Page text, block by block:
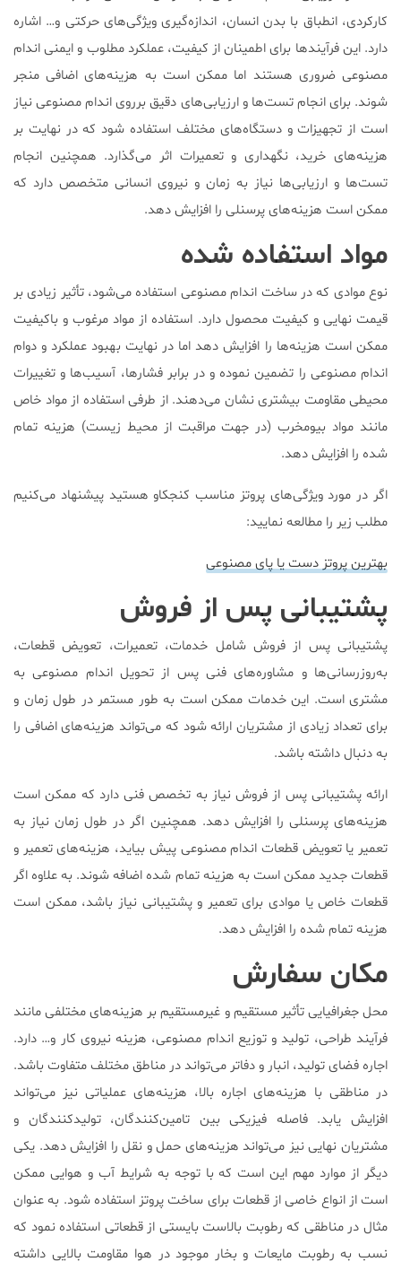
کارکردی، انطباق با بدن انسان، اندازه‌گیری ویژگی‌های حرکتی و… اشاره
دارد. این فرآیندها برای اطمینان از کیفیت، عملکرد مطلوب و ایمنی اندام
مصنوعی ضروری هستند اما ممکن است به هزینه‌های اضافی منجر
شوند. برای انجام تست‌ها و ارزیابی‌های دقیق برروی اندام مصنوعی نیاز
است از تجهیزات و دستگاه‌های مختلف استفاده شود که در نهایت بر
هزینه‌های خرید، نگهداری و تعمیرات اثر می‌گذارد. همچنین انجام
تست‌ها و ارزیابی‌ها نیاز به زمان و نیروی انسانی متخصص دارد که
ممکن است هزینه‌های پرسنلی را افزایش دهد.
مواد استفاده شده
نوع موادی که در ساخت اندام مصنوعی استفاده می‌شود، تأثیر زیادی بر
قیمت نهایی و کیفیت محصول دارد. استفاده از مواد مرغوب و باکیفیت
ممکن است هزینه‌ها را افزایش دهد اما در نهایت بهبود عملکرد و دوام
اندام مصنوعی را تضمین نموده و در برابر فشارها، آسیب‌ها و تغییرات
محیطی مقاومت بیشتری نشان می‌دهند. از طرفی استفاده از مواد خاص
مانند مواد بیومخرب (در جهت مراقبت از محیط زیست) هزینه تمام
شده را افزایش دهد.
اگر در مورد ویژگی‌های پروتز مناسب کنجکاو هستید پیشنهاد می‌کنیم
مطلب زیر را مطالعه نمایید:
بهترین پروتز دست یا پای مصنوعی
پشتیبانی پس از فروش
پشتیبانی پس از فروش شامل خدمات، تعمیرات، تعویض قطعات،
به‌روزرسانی‌ها و مشاوره‌های فنی پس از تحویل اندام مصنوعی به
مشتری است. این خدمات ممکن است به طور مستمر در طول زمان و
برای تعداد زیادی از مشتریان ارائه شود که می‌تواند هزینه‌های اضافی را
به دنبال داشته باشد.
ارائه پشتیبانی پس از فروش نیاز به تخصص فنی دارد که ممکن است
هزینه‌های پرسنلی را افزایش دهد. همچنین اگر در طول زمان نیاز به
تعمیر یا تعویض قطعات اندام مصنوعی پیش بیاید، هزینه‌های تعمیر و
قطعات جدید ممکن است به هزینه تمام شده اضافه شوند. به علاوه اگر
قطعات خاص یا موادی برای تعمیر و پشتیبانی نیاز باشد، ممکن است
هزینه تمام شده را افزایش دهد.
مکان سفارش
محل جغرافیایی تأثیر مستقیم و غیرمستقیم بر هزینه‌های مختلفی مانند
فرآیند طراحی، تولید و توزیع اندام مصنوعی، هزینه نیروی کار و… دارد.
اجاره فضای تولید، انبار و دفاتر می‌تواند در مناطق مختلف متفاوت باشد.
در مناطقی با هزینه‌های اجاره بالا، هزینه‌های عملیاتی نیز می‌تواند
افزایش یابد. فاصله فیزیکی بین تامین‌کنندگان، تولیدکنندگان و
مشتریان نهایی نیز می‌تواند هزینه‌های حمل و نقل را افزایش دهد. یکی
دیگر از موارد مهم این است که با توجه به شرایط آب و هوایی ممکن
است از انواع خاصی از قطعات برای ساخت پروتز استفاده شود. به عنوان
مثال در مناطقی که رطوبت بالاست بایستی از قطعاتی استفاده نمود که
نسب به رطوبت مایعات و بخار موجود در هوا مقاومت بالایی داشته